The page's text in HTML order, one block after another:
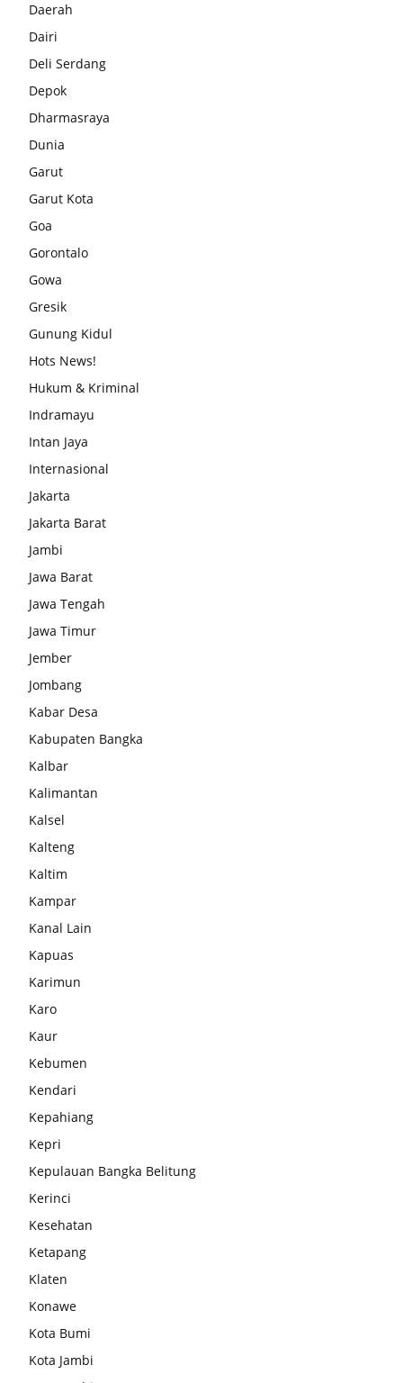
Daerah
Dairi
Deli Serdang
Depok
Dharmasraya
Dunia
Garut
Garut Kota
Goa
Gorontalo
Gowa
Gresik
Gunung Kidul
Hots News!
Hukum & Kriminal
Indramayu
Intan Jaya
Internasional
Jakarta
Jakarta Barat
Jambi
Jawa Barat
Jawa Tengah
Jawa Timur
Jember
Jombang
Kabar Desa
Kabupaten Bangka
Kalbar
Kalimantan
Kalsel
Kalteng
Kaltim
Kampar
Kanal Lain
Kapuas
Karimun
Karo
Kaur
Kebumen
Kendari
Kepahiang
Kepri
Kepulauan Bangka Belitung
Kerinci
Kesehatan
Ketapang
Klaten
Konawe
Kota Bumi
Kota Jambi